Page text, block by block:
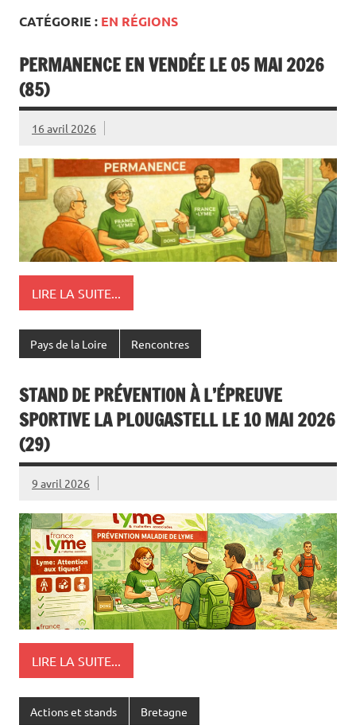
CATÉGORIE : EN RÉGIONS
PERMANENCE EN VENDÉE LE 05 MAI 2026
(85)
16 avril 2026
LIRE LA SUITE...
Pays de la Loire Rencontres
STAND DE PRÉVENTION À L’ÉPREUVE
SPORTIVE LA PLOUGASTELL LE 10 MAI 2026
(29)
9 avril 2026
LIRE LA SUITE...
Actions et stands Bretagne